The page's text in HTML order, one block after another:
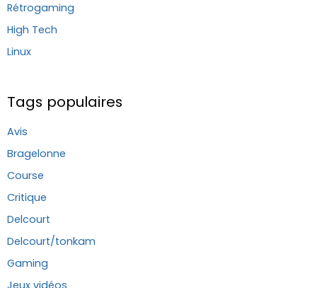
Rétrogaming
High Tech
Linux
Tags populaires
Avis
Bragelonne
Course
Critique
Delcourt
Delcourt/tonkam
Gaming